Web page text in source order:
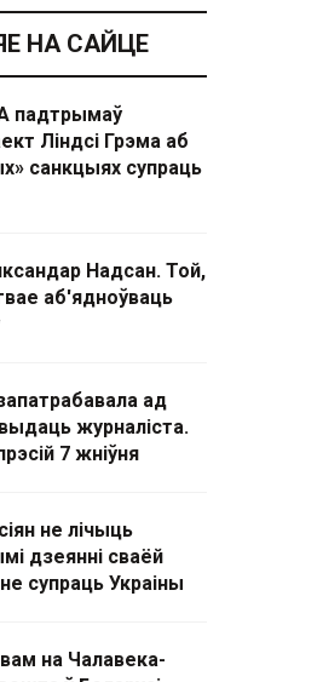
НА САЙЦЕ
падтрымаў
Ліндсі Грэма аб
санкцыях супраць
Надсан. Той,
аб'ядноўваць
ад
журналіста.
7 жніўня
не лічыць
дзеянні сваёй
супраць Украіны
на Чалавека-